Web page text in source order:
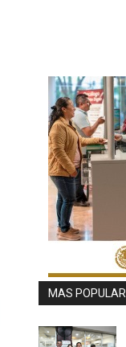
MAS POPULAR